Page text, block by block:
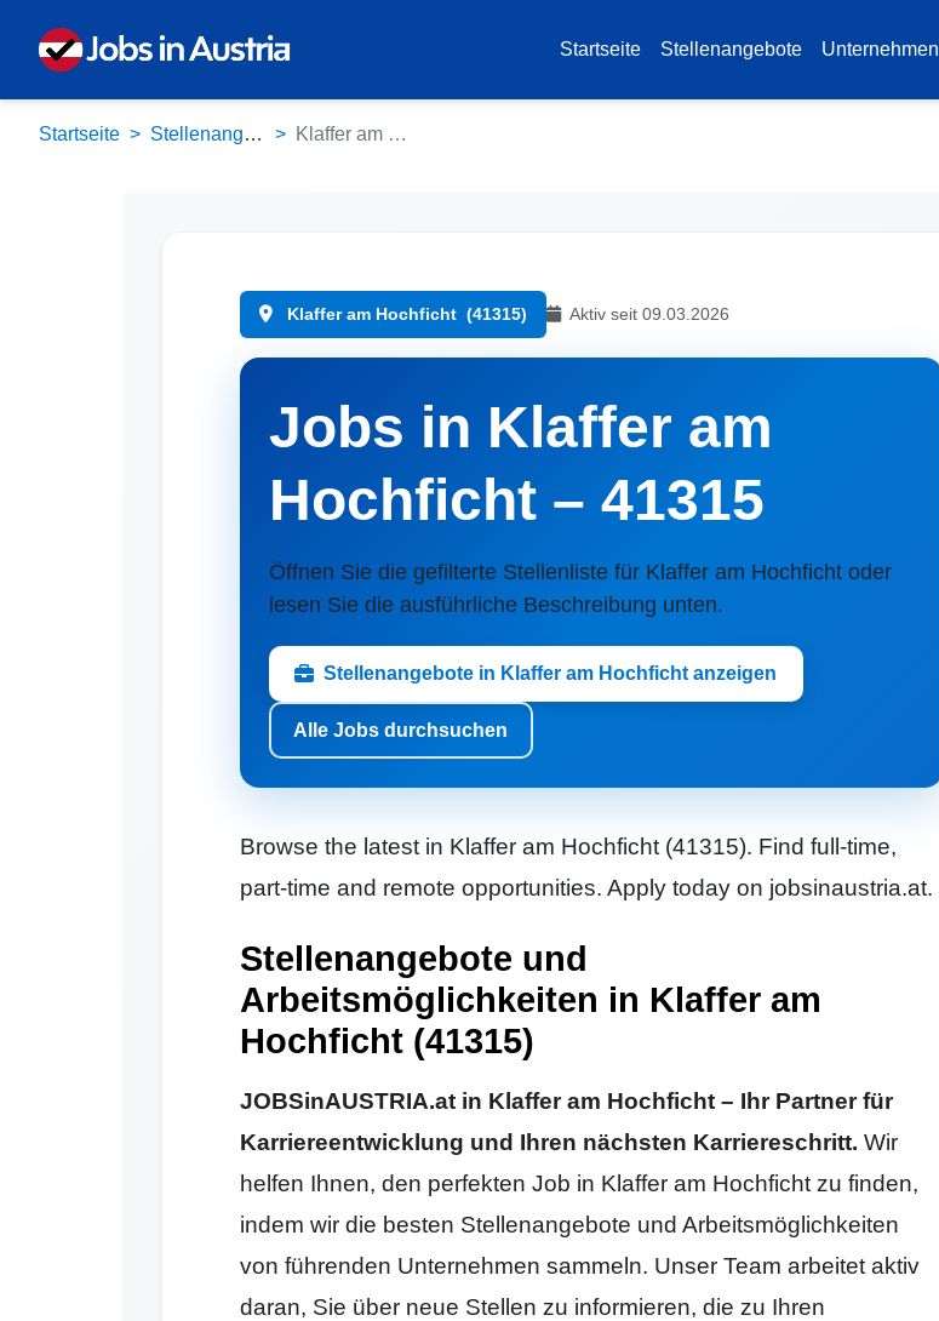
Startseite Stellenangebote Unternehmen
Startseite Stellenangebote Klaffer am Hochficht (41315)
Klaffer am Hochficht (41315) Aktiv seit 09.03.2026
Jobs in Klaffer am
Hochficht – 41315
Öffnen Sie die gefilterte Stellenliste für Klaffer am Hochficht oder
lesen Sie die ausführliche Beschreibung unten.
Stellenangebote in Klaffer am Hochficht anzeigen
Alle Jobs durchsuchen
Browse the latest in Klaffer am Hochficht (41315). Find full-time,
part-time and remote opportunities. Apply today on jobsinaustria.at.
Stellenangebote und
Arbeitsmöglichkeiten in Klaffer am
Hochficht (41315)
JOBSinAUSTRIA.at in Klaffer am Hochficht – Ihr Partner für
Karriereentwicklung und Ihren nächsten Karriereschritt. Wir
helfen Ihnen, den perfekten Job in Klaffer am Hochficht zu finden,
indem wir die besten Stellenangebote und Arbeitsmöglichkeiten
von führenden Unternehmen sammeln. Unser Team arbeitet aktiv
daran, Sie über neue Stellen zu informieren, die zu Ihren